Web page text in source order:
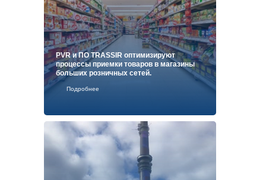
PVR и ПО TRASSIR оптимизируют
процессы приемки товаров в магазины
больших розничных сетей.
Подробнее